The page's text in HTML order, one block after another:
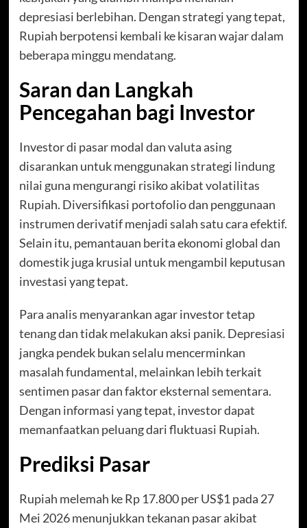
depresiasi berlebihan. Dengan strategi yang tepat,
Rupiah berpotensi kembali ke kisaran wajar dalam
beberapa minggu mendatang.
Saran dan Langkah
Pencegahan bagi Investor
Investor di pasar modal dan valuta asing
disarankan untuk menggunakan strategi lindung
nilai guna mengurangi risiko akibat volatilitas
Rupiah. Diversifikasi portofolio dan penggunaan
instrumen derivatif menjadi salah satu cara efektif.
Selain itu, pemantauan berita ekonomi global dan
domestik juga krusial untuk mengambil keputusan
investasi yang tepat.
Para analis menyarankan agar investor tetap
tenang dan tidak melakukan aksi panik. Depresiasi
jangka pendek bukan selalu mencerminkan
masalah fundamental, melainkan lebih terkait
sentimen pasar dan faktor eksternal sementara.
Dengan informasi yang tepat, investor dapat
memanfaatkan peluang dari fluktuasi Rupiah.
Prediksi Pasar
Rupiah melemah ke Rp 17.800 per US$1 pada 27
Mei 2026 menunjukkan tekanan pasar akibat